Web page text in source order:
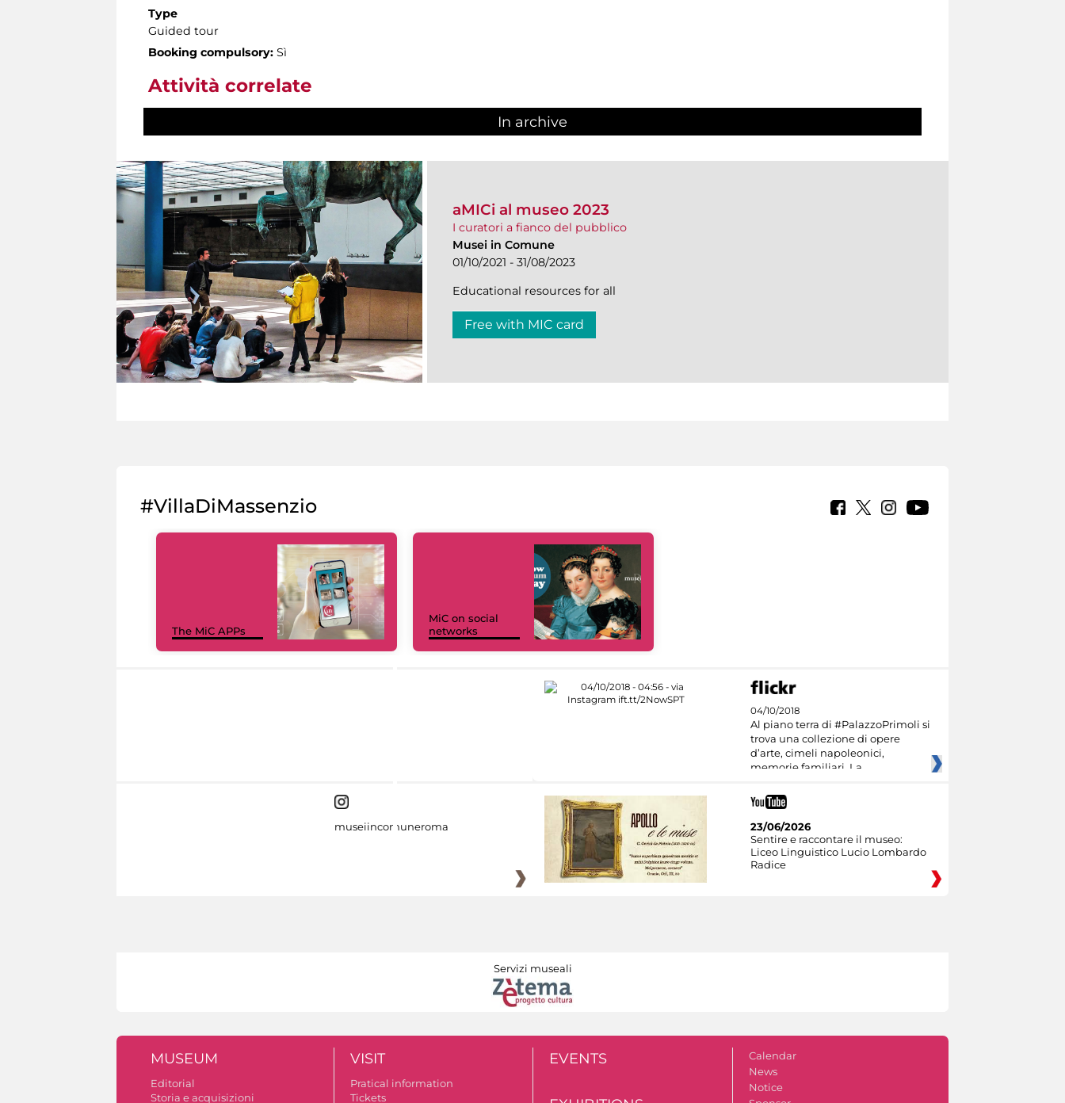
Type
Guided tour
Booking compulsory: Sì
Attività correlate
In archive
aMICi al museo 2023
I curatori a fianco del pubblico
Musei in Comune
01/10/2021 - 31/08/2023
Educational resources for all
Free with MIC card
#VillaDiMassenzio
The MiC APPs
MiC on social
networks
04/10/2018
Al piano terra di #PalazzoPrimoli si
trova una collezione di opere
d’arte, cimeli napoleonici,
memorie familiari. La
museiincomuneroma
23/06/2026
Sentire e raccontare il museo:
Liceo Linguistico Lucio Lombardo
Radice
Servizi museali
MUSEUM
Editorial
Storia e acquisizioni
VISIT
Pratical information
Tickets
EVENTS
Calendar
News
Notice